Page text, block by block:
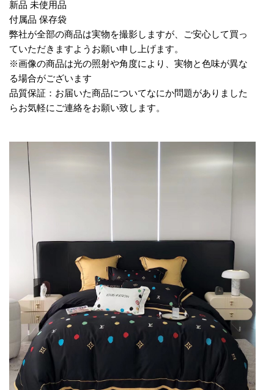
新品 未使用品
付属品 保存袋
弊社が全部の商品は実物を撮影しますが、ご安心して買っ
ていただきますようお願い申し上げます。
※画像の商品は光の照射や角度により、実物と色味が異な
る場合がございます
品質保証：お届いた商品についてなにか問題がありました
らお気軽にご連絡をお願い致します。